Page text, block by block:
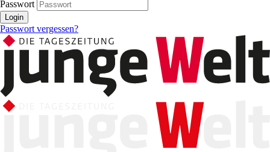
Passwort
Login
Passwort vergessen?